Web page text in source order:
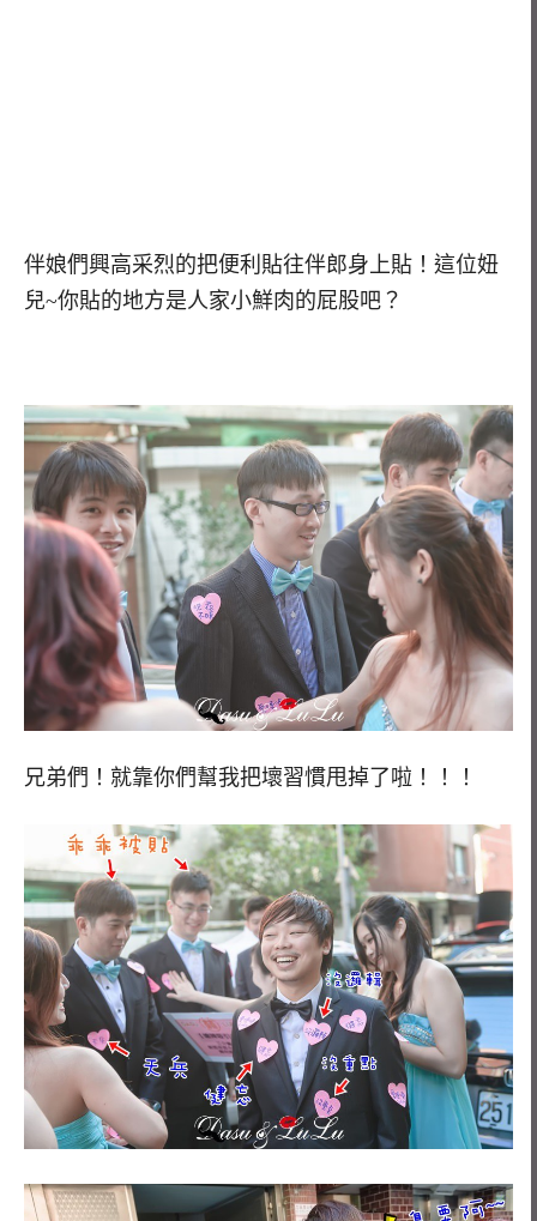
伴娘們興高采烈的把便利貼往伴郎身上貼！這位妞
兒~你貼的地方是人家小鮮肉的屁股吧？
兄弟們！就靠你們幫我把壞習慣甩掉了啦！！！